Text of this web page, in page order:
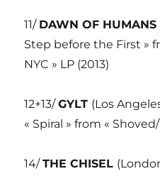
11/ DAWN OF HUMANS
Step before the First »
NYC » LP (2013)
12+13/GYLT (Los
« Spiral » from «
14/THE CHISEL